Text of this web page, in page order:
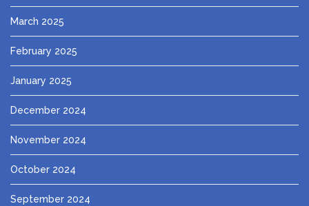
March 2025
February 2025
January 2025
December 2024
November 2024
October 2024
September 2024